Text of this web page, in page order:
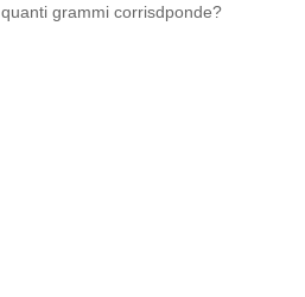
grammi corrisdponde?